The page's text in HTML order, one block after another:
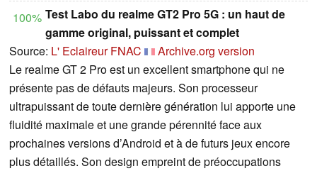
100% Test Labo du realme GT2 Pro 5G : un haut de
gamme original, puissant et complet
Source: L' Eclaireur FNAC
Archive.org version
Le realme GT 2 Pro est un excellent smartphone qui ne
présente pas de défauts majeurs. Son processeur
ultrapuissant de toute dernière génération lui apporte une
fluidité maximale et une grande pérennité face aux
prochaines versions d’Android et à de futurs jeux encore
plus détaillés. Son design empreint de préoccupations